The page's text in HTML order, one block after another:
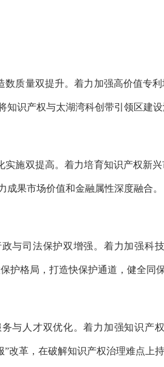
质量双提升。着力加强高价值专
识产权与太湖湾科创带引领区建设
施双提高。着力培育知识产权新
果市场价值和金融属性深度融合。
司法保护双增强。着力加强科
护格局，打造快保护通道，健全同
人才双优化。着力加强知识产
改革，在破解知识产权治理难点上